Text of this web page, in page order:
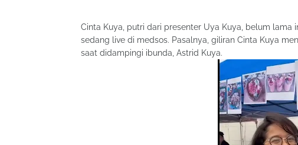
Cinta Kuya, putri dari presenter Uya Kuya, belum lama
sedang live di medsos. Pasalnya, giliran Cinta Kuya
saat didampingi ibunda, Astrid Kuya.